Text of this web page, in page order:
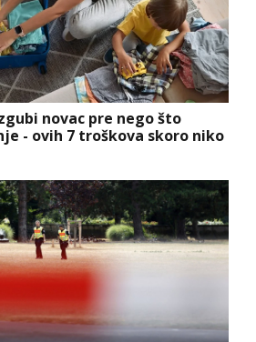
novac pre nego što
- ovih 7 troškova skoro niko